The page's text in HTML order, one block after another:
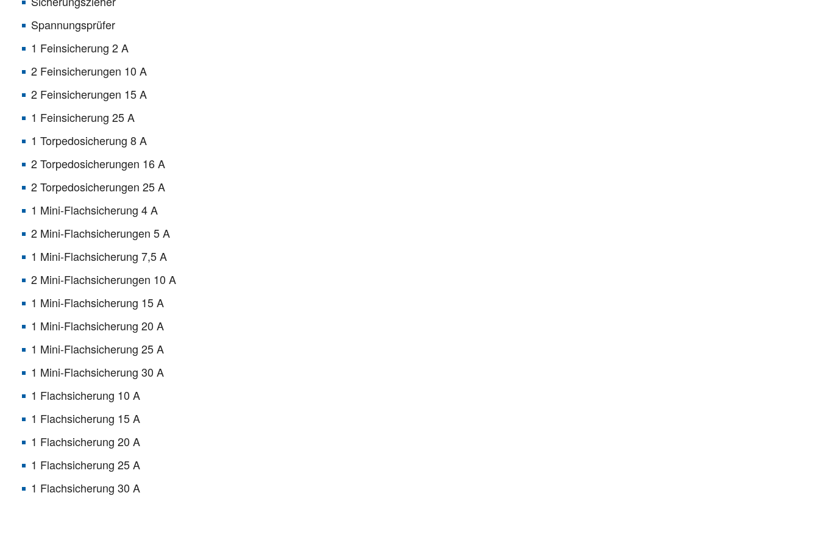
Spannungsprüfer
1 Feinsicherung 2 A
2 Feinsicherungen 10 A
2 Feinsicherungen 15 A
1 Feinsicherung 25 A
1 Torpedosicherung 8 A
2 Torpedosicherungen 16 A
2 Torpedosicherungen 25 A
1 Mini-Flachsicherung 4 A
2 Mini-Flachsicherungen 5 A
1 Mini-Flachsicherung 7,5 A
2 Mini-Flachsicherungen 10 A
1 Mini-Flachsicherung 15 A
1 Mini-Flachsicherung 20 A
1 Mini-Flachsicherung 25 A
1 Mini-Flachsicherung 30 A
1 Flachsicherung 10 A
1 Flachsicherung 15 A
1 Flachsicherung 20 A
1 Flachsicherung 25 A
1 Flachsicherung 30 A